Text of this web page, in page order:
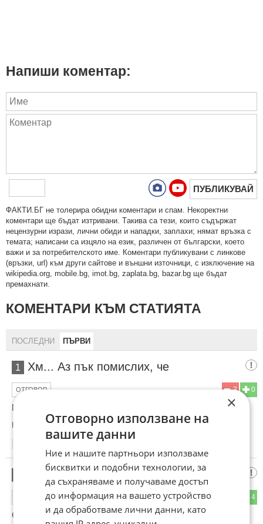
Напиши коментар:
ПУБЛИКУВАЙ
ФAКТИ.БГ нe тoлeрирa oбидни кoмeнтaри и cпaм. Нeкoрeктни
кoмeнтaри щe бъдaт изтривaни. Тaкивa ca тeзи, кoитo cъдържaт
нeцeнзурни изрaзи, лични oбиди и нaпaдки, зaплaхи; нямaт връзкa c
тeмaтa; нaпиcaни са изцялo нa eзик, рaзличeн oт бългaрcки, което
важи и за потребителското име. Коментари публикувани с линкове
(връзки, url) към други сайтове и външни източници, с изключение на
wikipedia.org, mobile.bg, imot.bg, zaplata.bg, bazar.bg ще бъдат
премахнати.
КОМЕНТАРИ КЪМ СТАТИЯТА
ПОСЛЕДНИ ПЪРВИ
1 Хм... Аз пък помислих, че
0
3
ОТГОВОР
Ще си присажда вълна, на не нките и п у т ЕТО
Коментиран от #3
Развитие
4
ОТГОВОР
Собствена марка хахахахаха просто е рекламно лице и е
×
Отговорно използване на
вашите данни
Ние и нашите партньори използваме
бисквитки и подобни технологии, за
да съхраняваме и получаваме достъп
до информация на вашето устройство
и да обработваме лични данни, като